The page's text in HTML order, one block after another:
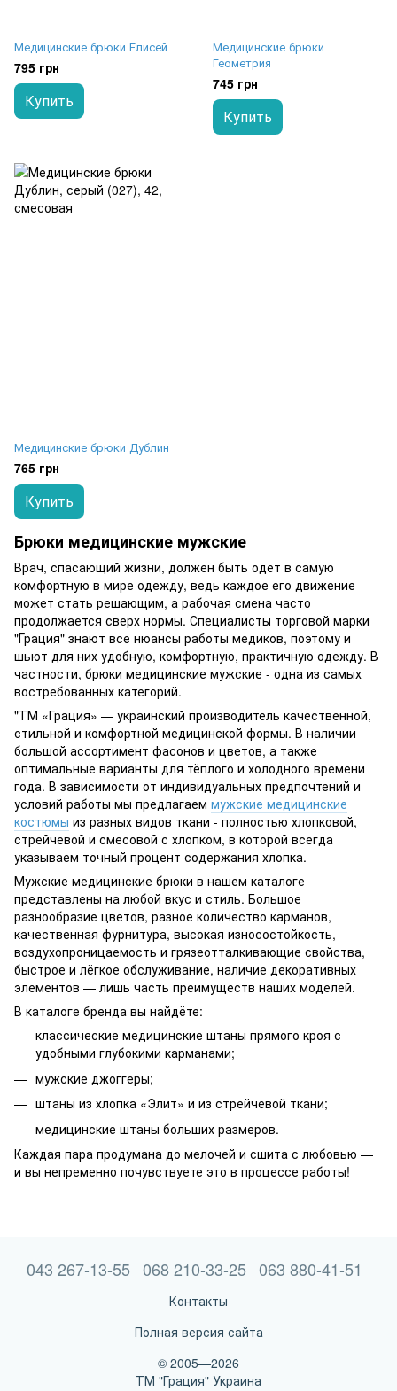
Медицинские брюки Елисей
795 грн
Купить
Медицинские брюки
Геометрия
745 грн
Купить
Медицинские брюки Дублин
765 грн
Купить
Брюки медицинские мужские
Врач, спасающий жизни, должен быть одет в самую
комфортную в мире одежду, ведь каждое его движение
может стать решающим, а рабочая смена часто
продолжается сверх нормы. Специалисты торговой марки
"Грация" знают все нюансы работы медиков, поэтому и
шьют для них удобную, комфортную, практичную одежду. В
частности, брюки медицинские мужские - одна из самых
востребованных категорий.
"ТМ «Грация» — украинский производитель качественной,
стильной и комфортной медицинской формы. В наличии
большой ассортимент фасонов и цветов, а также
оптимальные варианты для тёплого и холодного времени
года. В зависимости от индивидуальных предпочтений и
условий работы мы предлагаем мужские медицинские
костюмы из разных видов ткани - полностью хлопковой,
стрейчевой и смесовой с хлопком, в которой всегда
указываем точный процент содержания хлопка.
Мужские медицинские брюки в нашем каталоге
представлены на любой вкус и стиль. Большое
разнообразие цветов, разное количество карманов,
качественная фурнитура, высокая износостойкость,
воздухопроницаемость и грязеотталкивающие свойства,
быстрое и лёгкое обслуживание, наличие декоративных
элементов — лишь часть преимуществ наших моделей.
В каталоге бренда вы найдёте:
классические медицинские штаны прямого кроя с
удобными глубокими карманами;
мужские джоггеры;
штаны из хлопка «Элит» и из стрейчевой ткани;
медицинские штаны больших размеров.
Каждая пара продумана до мелочей и сшита с любовью —
и вы непременно почувствуете это в процессе работы!
043 267-13-55 068 210-33-25 063 880-41-51
Контакты
Полная версия сайта
© 2005—2026
ТМ "Грация" Украина